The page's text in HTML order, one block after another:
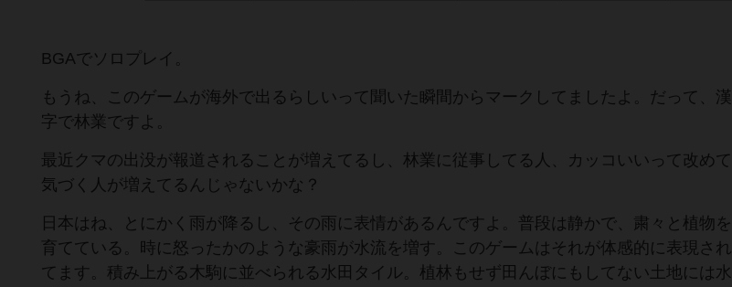
BGAでソロプレイ。
もうね、このゲームが海外で出るらしいって聞いた瞬間からマークしてましたよ。だって、漢
字で林業ですよ。
最近クマの出没が報道されることが増えてるし、林業に従事してる人、カッコいいって改めて
気づく人が増えてるんじゃないかな？
日本はね、とにかく雨が降るし、その雨に表情があるんですよ。普段は静かで、粛々と植物を
育てている。時に怒ったかのような豪雨が水流を増す。このゲームはそれが体感的に表現され
てます。積み上がる木駒に並べられる水田タイル。植林もせず田んぼにもしてない土地には水